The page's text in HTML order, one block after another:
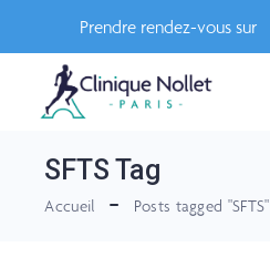
Prendre rendez-vous sur
SFTS Tag
Accueil Posts tagged "SFTS"